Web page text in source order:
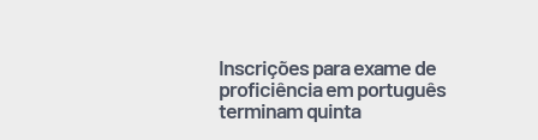
Inscrições para exame de
proficiência em português
terminam quinta